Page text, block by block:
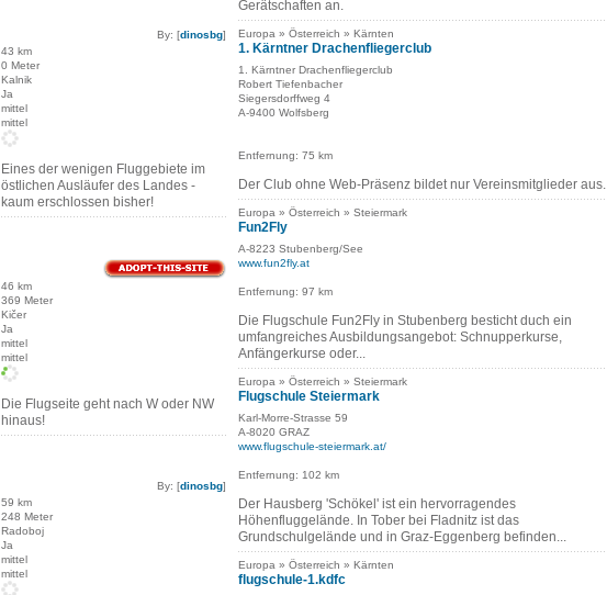
By: [dinosbg]
43 km
0 Meter
Kalnik
Ja
mittel
mittel
Eines der wenigen Fluggebiete im
östlichen Ausläufer des Landes -
kaum erschlossen bisher!
46 km
369 Meter
Kičer
Ja
mittel
mittel
Die Flugseite geht nach W oder NW
hinaus!
By: [dinosbg]
59 km
248 Meter
Radoboj
Ja
mittel
mittel
Gerätschaften an.
Europa » Österreich » Kärnten
1. Kärntner Drachenfliegerclub
1. Kärntner Drachenfliegerclub
Robert Tiefenbacher
Siegersdorffweg 4
A-9400 Wolfsberg
Entfernung: 75 km
Der Club ohne Web-Präsenz bildet nur Vereinsmitglieder aus.
Europa » Österreich » Steiermark
Fun2Fly
A-8223 Stubenberg/See
www.fun2fly.at
Entfernung: 97 km
Die Flugschule Fun2Fly in Stubenberg besticht duch ein
umfangreiches Ausbildungsangebot: Schnupperkurse,
Anfängerkurse oder...
Europa » Österreich » Steiermark
Flugschule Steiermark
Karl-Morre-Strasse 59
A-8020 GRAZ
www.flugschule-steiermark.at/
Entfernung: 102 km
Der Hausberg 'Schökel' ist ein hervorragendes
Höhenfluggelände. In Tober bei Fladnitz ist das
Grundschulgelände und in Graz-Eggenberg befinden...
Europa » Österreich » Kärnten
flugschule-1.kdfc